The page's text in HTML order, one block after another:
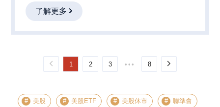
了解更多
1 2 3 ••• 8
美股 美股ETF 美股休市 聯準會